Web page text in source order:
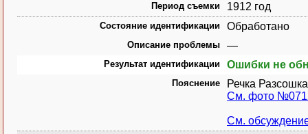
Период съемки 1912 год
Состояние идентификации Обработано
Описание проблемы —
Результат идентификации Ошибки не
Пояснение
Речка
См. фото
См.